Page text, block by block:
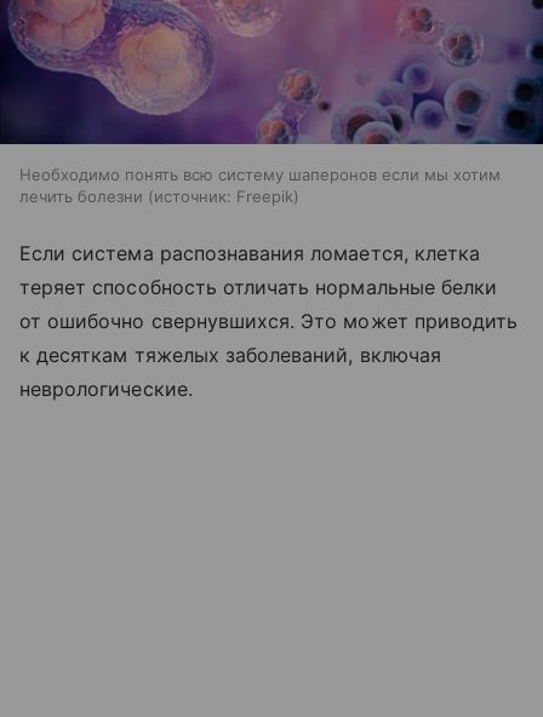
Необходимо понять всю систему шаперонов если мы хотим
лечить болезни
источник: Freepik
Если система распознавания ломается, клетка
теряет способность отличать нормальные белки
от ошибочно свернувшихся. Это может приводить
к десяткам тяжелых заболеваний, включая
неврологические.